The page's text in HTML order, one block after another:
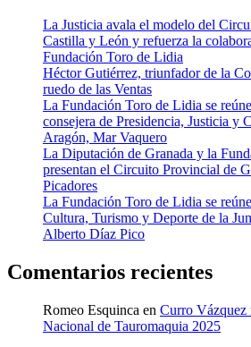
La Justicia avala el modelo del
Castilla y León y refuerza la
Fundación Toro de Lidia
Héctor Gutiérrez, triunfador de la
ruedo de las Ventas
La Fundación Toro de Lidia se
consejera de Presidencia, Justicia y
Aragón, Mar Vaquero
La Diputación de Granada y la
presentan el Circuito Provincial de
Picadores
La Fundación Toro de Lidia se
Cultura, Turismo y Deporte de la
Alberto Díaz Pico
Comentarios recientes
Romeo Esquinca en Curro Vázquez
Nacional de Tauromaquia 2025